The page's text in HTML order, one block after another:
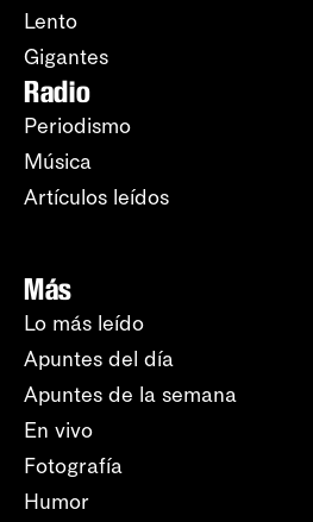
Lento
Gigantes
Radio
Periodismo
Música
Artículos leídos
Más
Lo más leído
Apuntes del día
Apuntes de la semana
En vivo
Fotografía
Humor